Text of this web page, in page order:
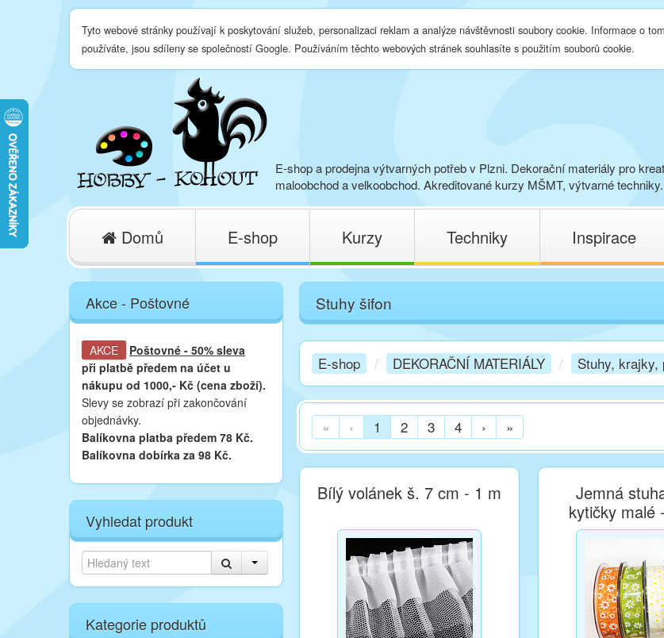
Tyto webové stránky používají k poskytování služeb, personalizaci reklam a analýze návštěvnosti soubory cookie. Informace o
používáte, jsou sdíleny se společností Google. Používáním těchto webových stránek souhlasíte s použitím souborů cookie.
E-shop a prodejna výtvarných potřeb v Plzni. Dekorační materiály pro
maloobchod a velkoobchod. Akreditované kurzy MŠMT, výtvarné techniky.
Domů E-shop Kurzy Techniky Inspirace
Akce - Poštovné
AKCE Poštovné - 50% sleva
při platbě předem na účet u
nákupu od 1000,- Kč (cena zboží).
Slevy se zobrazí při zakončování
objednávky.
Balíkovna platba předem 78 Kč.
Balíkovna dobírka za 98 Kč.
Vyhledat produkt
Kategorie produktů
Stuhy šifon
E-shop / DEKORAČNÍ MATERIÁLY / Stuhy, krajky,
« ‹ 1 2 3 4 › »
Bílý volánek š. 7 cm - 1 m
Jemná
kytičky malé